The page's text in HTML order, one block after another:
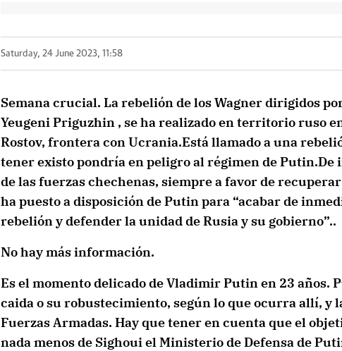
Saturday, 24 June 2023, 11:58
Semana crucial. La rebelión de los Wagner dirigidos
Yeugeni Priguzhin , se ha realizado en territorio ruso
Rostov, frontera con Ucrania.Está llamado a una
tener existo pondría en peligro al régimen de Putin.De
de las fuerzas chechenas, siempre a favor de
ha puesto a disposición de Putin para “acabar de
rebelión y defender la unidad de Rusia y su gobierno”..
No hay más información.
Es el momento delicado de Vladimir Putin en 23 años.
caida o su robustecimiento, según lo que ocurra allí, y
Fuerzas Armadas. Hay que tener en cuenta que el
nada menos de Sighoui el Ministerio de Defensa de